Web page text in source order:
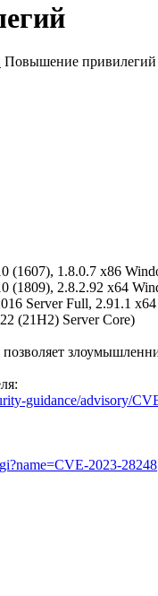
Повышение привилегий
(1607), 1.8.0.7 x86
(1809), 2.8.2.92 x64
Server Full, 2.91.1
(21H2) Server Core)
guidance/advisory/
2023-28248